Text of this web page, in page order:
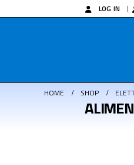
LOG IN
HOME SHOP